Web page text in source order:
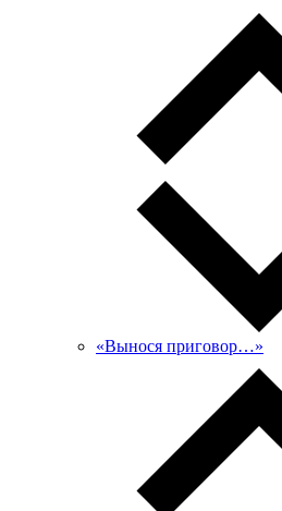
«Вынося приговор…»